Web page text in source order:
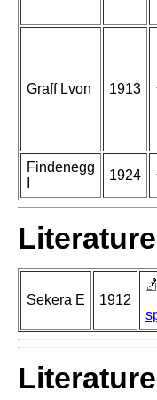
Graff Lvon 1913
Findenegg
1924
Sekera E
1912